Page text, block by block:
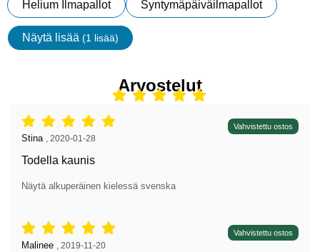
Helium Ilmapallot Syntymäpäiväilmapallot
Näytä lisää (1 lisää)
ominaisuudet
Arvostelut
Arvostelu: 5 tähdet / 5, Vahvistettu ostos
Arvostelun kirjoittaja:
Stina 2020-01-28
Todella kaunis
Näytä alkuperäinen kielessä svenska
Arvostelu: 5 tähdet / 5, Vahvistettu ostos
Arvostelun kirjoittaja:
Malinee 2019-11-20